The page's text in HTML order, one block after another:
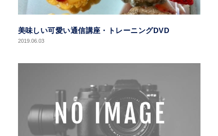
美味しい可愛い通信講座・トレーニングDVD
2019.06.03